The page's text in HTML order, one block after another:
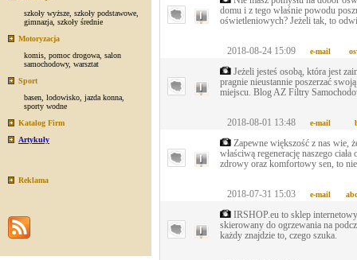
szkoły wyższe szkoły podstawowe
gimnazja szkoły średnie
Motoryzacja
komis pomoc drogowa salon
samochodowy, warsztat
Sport
basen lodowisko jazda konna
sporty wodne
Katalog Firm
Artykuły
Reklama
domu i z tego właśnie powodu
oświetleniowych? Jeżeli tak, to
2018-08-24 15:09 e-mail
Jeżeli jesteś osobą, która jest
pragnie nieustannie poszerzać
miejscu. Blog AZ Filtry
2018-08-01 13:48 e-mail
Zapewne większość z nas wie,
właściwą regenerację naszego
zdrowy oraz komfortowy sen, to
2018-07-31 15:03 e-mail
IRSHOP.eu to sklep
skierowany do ogrzewania na
każdy znajdzie to, czego szuka.